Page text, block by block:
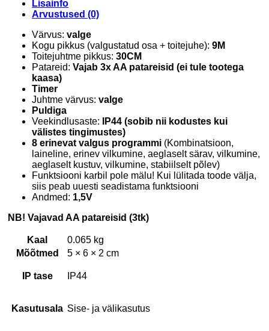
Lisainfo
Arvustused (0)
Värvus: valge
Kogu pikkus (valgustatud osa + toitejuhe): 9M
Toitejuhtme pikkus: 30CM
Patareid: Vajab 3x AA patareisid (ei tule tootega
kaasa)
Timer
Juhtme värvus: valge
Puldiga
Veekindlusaste:
IP44 (sobib nii kodustes kui
välistes tingimustes)
8 erinevat valgus programmi (Kombinatsioon,
laineline, erinev vilkumine, aeglaselt särav, vilkumine,
aeglaselt kustuv, vilkumine, stabiilselt põlev)
Funktsiooni karbil pole mälu! Kui lülitada toode välja,
siis peab uuesti seadistama funktsiooni
Andmed: 1,5V
NB! Vajavad AA patareisid (3tk)
Kaal
0.065 kg
Mõõtmed
5 × 6 × 2 cm
IP tase IP44
Kasutusala Sise- ja välikasutus